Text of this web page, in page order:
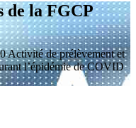
de la FGCP
Activité de prélèvement et
l’épidémie de COVID